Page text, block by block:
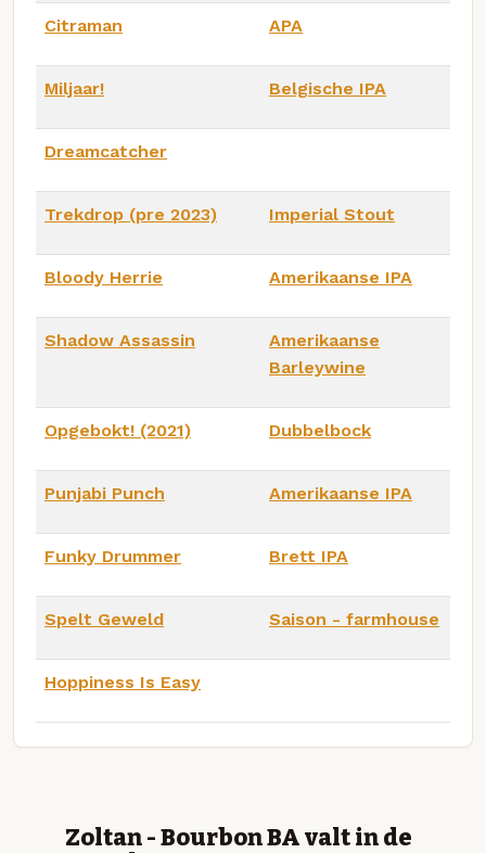
Citraman APA
Miljaar! Belgische IPA
Dreamcatcher
Trekdrop (pre 2023) Imperial Stout
Bloody Herrie Amerikaanse IPA
Shadow Assassin
Amerikaanse
Barleywine
Opgebokt! (2021) Dubbelbock
Punjabi Punch Amerikaanse IPA
Funky Drummer Brett IPA
Spelt Geweld Saison - farmhouse
Hoppiness Is Easy
Zoltan - Bourbon BA valt in de